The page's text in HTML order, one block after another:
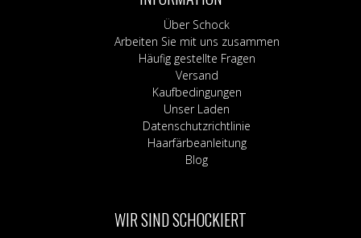
Über Schock
Arbeiten Sie mit uns zusammen
Häufig gestellte Fragen
Versand
Kaufbedingungen
Unser Laden
Datenschutzrichtlinie
Haarfärbeanleitung
Blog
WIR SIND SCHOCKIERT